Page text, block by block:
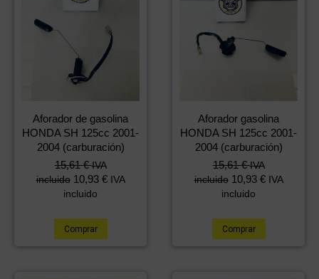
Aforador de gasolina
HONDA SH 125cc 2001-
2004 (carburación)
15,61€ IVA
incluido 10,93 € IVA
incluido
Comprar
Aforador gasolina
HONDA SH 125cc 2001-
2004 (carburación)
15,61€ IVA
incluido 10,93 € IVA
incluido
Comprar